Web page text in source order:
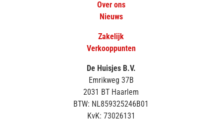
Over ons
Nieuws
Zakelijk
Verkooppunten
De Huisjes B.V.
Emrikweg 37B
2031 BT Haarlem
BTW: NL859325246B01
KvK: 73026131